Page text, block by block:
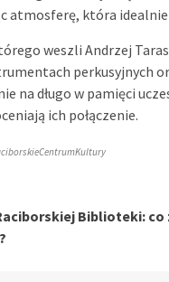
atmosferę, która idealnie
weszli Andrzej
perkusyjnych
na długo w pamięci
ich połączenie.
Biblioteki: co